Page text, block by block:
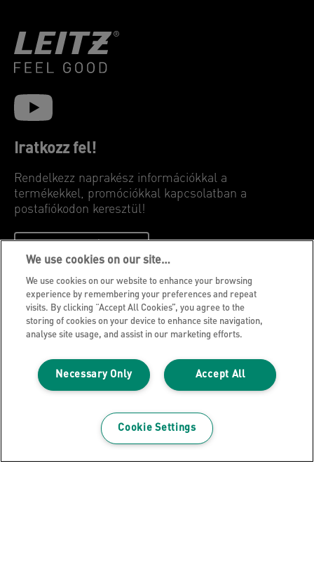
Iratkozz fel!
Rendelkezz naprakész információkkal a
termékekkel, promóciókkal kapcsolatban a
postafiókodon keresztül!
Adatvédelmi nyilatkozat
Sütik
Jogi közlemény
Impresszum
Adataim kezelése
Álláslehetőségek
We use cookies on our site…
We use cookies on our website to enhance your browsing
experience by remembering your preferences and repeat
visits. By clicking “Accept All Cookies”, you agree to the
storing of cookies on your device to enhance site navigation,
analyse site usage, and assist in our marketing efforts.
Accept All
Necessary Only
Cookie Settings